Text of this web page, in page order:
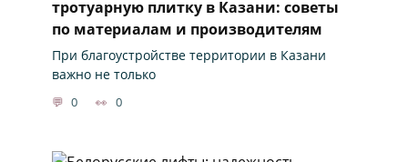
тротуарную плитку в Казани: советы
по материалам и производителям
При благоустройстве территории в Казани
важно не только
0 0